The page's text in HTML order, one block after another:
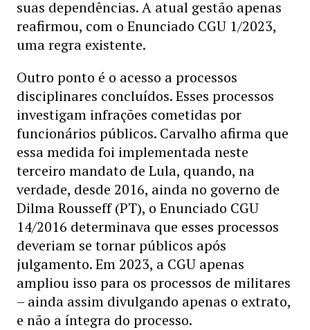
suas dependências. A atual gestão apenas
reafirmou, com o Enunciado CGU 1/2023,
uma regra existente.
Outro ponto é o acesso a processos
disciplinares concluídos. Esses processos
investigam infrações cometidas por
funcionários públicos. Carvalho afirma que
essa medida foi implementada neste
terceiro mandato de Lula, quando, na
verdade, desde 2016, ainda no governo de
Dilma Rousseff (PT), o Enunciado CGU
14/2016 determinava que esses processos
deveriam se tornar públicos após
julgamento. Em 2023, a CGU apenas
ampliou isso para os processos de militares
– ainda assim divulgando apenas o extrato,
e não a íntegra do processo.